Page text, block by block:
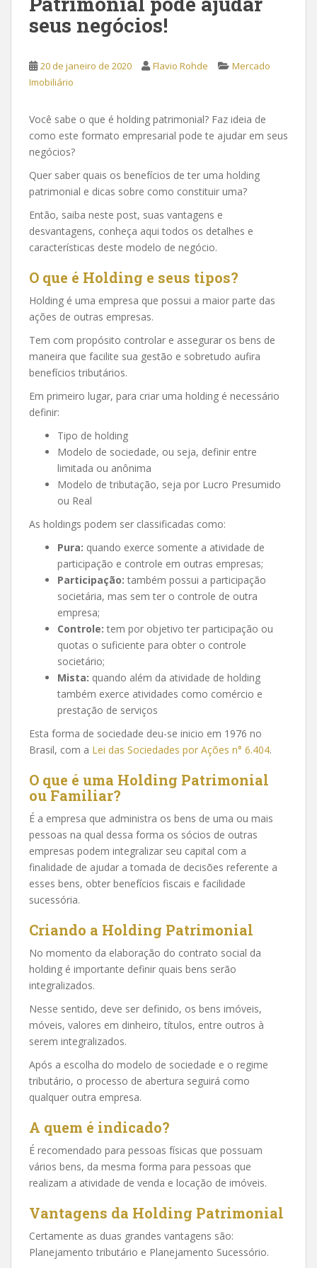
seus negócios!
20 de janeiro de 2020 Flavio Rohde
Mercado
Imobiliário
Você sabe o que é holding patrimonial? Faz ideia de
como este formato empresarial pode te ajudar em seus
negócios?
Quer saber quais os benefícios de ter uma holding
patrimonial e dicas sobre como constituir uma?
Então, saiba neste post, suas vantagens e
desvantagens, conheça aqui todos os detalhes e
características deste modelo de negócio.
O que é Holding e seus tipos?
Holding é uma empresa que possui a maior parte das
ações de outras empresas.
Tem com propósito controlar e assegurar os bens de
maneira que facilite sua gestão e sobretudo aufira
benefícios tributários.
Em primeiro lugar, para criar uma holding é necessário
definir:
Tipo de holding
Modelo de sociedade, ou seja, definir entre
limitada ou anônima
Modelo de tributação, seja por Lucro Presumido
ou Real
As holdings podem ser classificadas como:
Pura: quando exerce somente a atividade de
participação e controle em outras empresas;
Participação: também possui a participação
societária, mas sem ter o controle de outra
empresa;
Controle: tem por objetivo ter participação ou
quotas o suficiente para obter o controle
societário;
Mista: quando além da atividade de holding
também exerce atividades como comércio e
prestação de serviços
Esta forma de sociedade deu-se inicio em 1976 no
Brasil, com a Lei das Sociedades por Ações n° 6.404.
O que é uma Holding Patrimonial
ou Familiar?
É a empresa que administra os bens de uma ou mais
pessoas na qual dessa forma os sócios de outras
empresas podem integralizar seu capital com a
finalidade de ajudar a tomada de decisões referente a
esses bens, obter benefícios fiscais e facilidade
sucessória.
Criando a Holding Patrimonial
No momento da elaboração do contrato social da
holding é importante definir quais bens serão
integralizados.
Nesse sentido, deve ser definido, os bens imóveis,
móveis, valores em dinheiro, títulos, entre outros à
serem integralizados.
Após a escolha do modelo de sociedade e o regime
tributário, o processo de abertura seguirá como
qualquer outra empresa.
A quem é indicado?
É recomendado para pessoas físicas que possuam
vários bens, da mesma forma para pessoas que
realizam a atividade de venda e locação de imóveis.
Vantagens da Holding Patrimonial
Certamente as duas grandes vantagens são:
Planejamento tributário e Planejamento Sucessório.